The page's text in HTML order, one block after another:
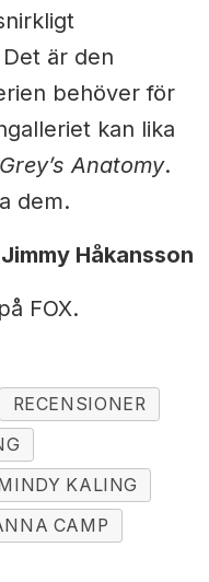
är den
behöver för
kan lika
Grey’s Anatomy.
dem.
Jimmy Håkansson
FOX.
RECENSIONER
KALING
CAMP